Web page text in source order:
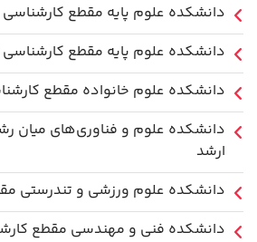
دانشکده علوم پایه مقطع کارشناسی
دانشکده علوم پایه مقطع کارشناسی
دانشکده علوم خانواده مقطع
دانشکده علوم و فناوری‌های میان
ارشد
دانشکده علوم ورزشی و تندرستی
دانشکده فنی و مهندسی مقطع